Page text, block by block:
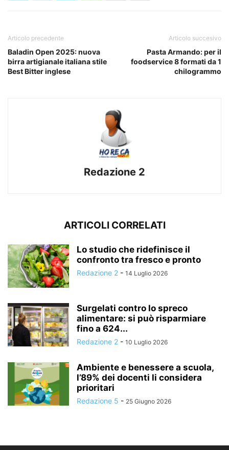
Articolo precedente
Baladin Open 2025: nuova
birra artigianale italiana stile
Best Bitter inglese
Articolo succesivo
Pasta Armando: per il
foodservice 8 formati da 1
chilogrammo
Redazione 2
ARTICOLI CORRELATI
Lo studio che ridefinisce il
confronto tra fresco e pronto
Redazione 2 - 14 Luglio 2026
Surgelati contro lo spreco
alimentare: si può risparmiare
fino a 624...
Redazione 2 - 10 Luglio 2026
Ambiente e benessere a scuola,
l’89% dei docenti li considera
prioritari
Redazione 5 - 25 Giugno 2026